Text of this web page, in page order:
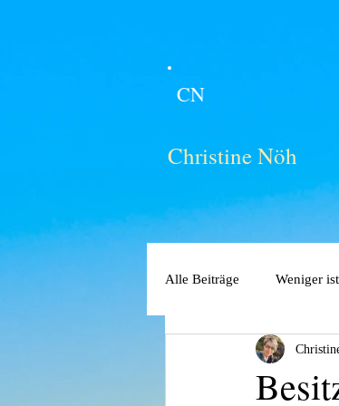
CN
Christine Nöh
Alle Beiträge Weniger